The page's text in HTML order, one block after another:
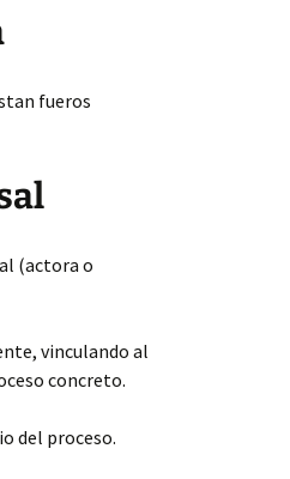
fueros
(actora o
vinculando al
concreto.
del proceso.